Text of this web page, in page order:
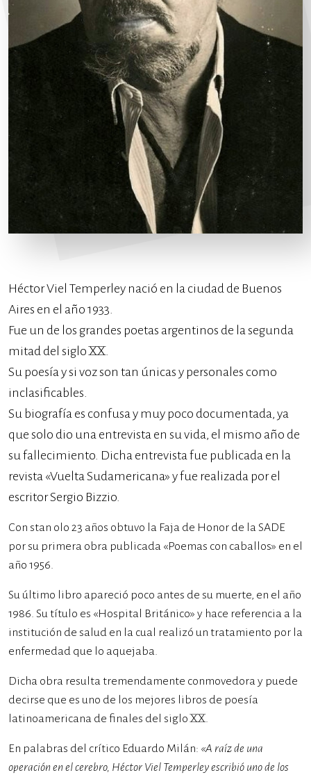
Héctor Viel Temperley nació en la ciudad de Buenos
Aires en el año 1933.
Fue un de los grandes poetas argentinos de la segunda
mitad del siglo XX.
Su poesía y si voz son tan únicas y personales como
inclasificables.
Su biografía es confusa y muy poco documentada, ya
que solo dio una entrevista en su vida, el mismo año de
su fallecimiento. Dicha entrevista fue publicada en la
revista «Vuelta Sudamericana» y fue realizada por el
escritor Sergio Bizzio.
Con stan olo 23 años obtuvo la Faja de Honor de la SADE
por su primera obra publicada «Poemas con caballos» en el
año 1956.
Su último libro apareció poco antes de su muerte, en el año
1986. Su título es «Hospital Británico» y hace referencia a la
institución de salud en la cual realizó un tratamiento por la
enfermedad que lo aquejaba.
Dicha obra resulta tremendamente conmovedora y puede
decirse que es uno de los mejores libros de poesía
latinoamericana de finales del siglo XX.
En palabras del crítico Eduardo Milán: «A raíz de una
operación en el cerebro, Héctor Viel Temperley escribió uno de los